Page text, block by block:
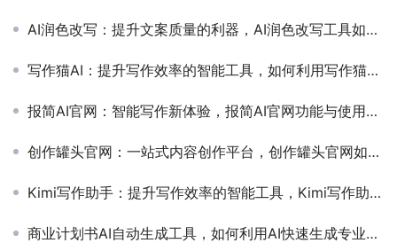
AI润色改写：提升文案质量的利器，AI润色改写工具如何提升文章质量
写作猫AI：提升写作效率的智能工具，如何利用写作猫AI提高文章创作质量
报简AI官网：智能写作新体验，报简AI官网功能与使用教程详解
创作罐头官网：一站式内容创作平台，创作罐头官网如何提升内容创作效率
Kimi写作助手：提升写作效率的智能工具，Kimi写作助手如何帮助用户高效完成文章创作
商业计划书AI自动生成工具，如何利用AI快速生成专业商业计划书